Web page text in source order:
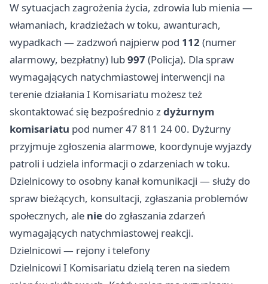
W sytuacjach zagrożenia życia, zdrowia lub mienia —
włamaniach, kradzieżach w toku, awanturach,
wypadkach — zadzwoń najpierw pod 112 (numer
alarmowy, bezpłatny) lub997 (Policja). Dla spraw
wymagających natychmiastowej interwencji na
terenie działania I Komisariatu możesz też
skontaktować się bezpośrednio zdyżurnym
komisariatu pod numer 47 811 24 00. Dyżurny
przyjmuje zgłoszenia alarmowe, koordynuje wyjazdy
patroli i udziela informacji o zdarzeniach w toku.
Dzielnicowy to osobny kanał komunikacji — służy do
spraw bieżących, konsultacji, zgłaszania problemów
społecznych, ale nie do zgłaszania zdarzeń
wymagających natychmiastowej reakcji.
Dzielnicowi — rejony i telefony
Dzielnicowi I Komisariatu dzielą teren na siedem